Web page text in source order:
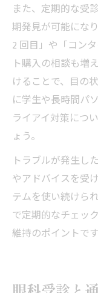
また、定期的な受
期発見が可能にな
2 回目」や「コン
ト購入の相談も増
けることで、目の
に学生や長時間パ
ライアイ対策につ
ょう。
トラブルが発生し
やアドバイスを受
テムを使い続けら
で定期的なチェッ
維持のポイントです